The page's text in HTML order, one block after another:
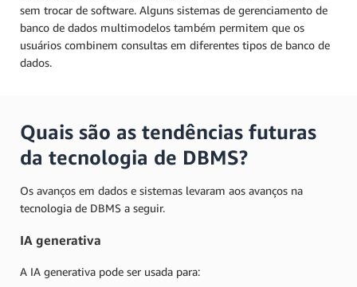
sem trocar de software. Alguns sistemas de gerenciamento de
banco de dados multimodelos também permitem que os
usuários combinem consultas em diferentes tipos de banco de
dados.
Quais são as tendências futuras
da tecnologia de DBMS?
Os avanços em dados e sistemas levaram aos avanços na
tecnologia de DBMS a seguir.
IA generativa
A IA generativa pode ser usada para: